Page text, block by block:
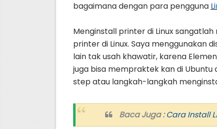
Cara Menggunakan
Cara Install Android Studio
bagaimana dengan para pengguna
Menginstall printer di Linux
printer di Linux. Saya menggunakan
lain tak usah khawatir, karena
juga bisa mempraktek kan di
step atau langkah-langkah
Baca Juga :Cara Install